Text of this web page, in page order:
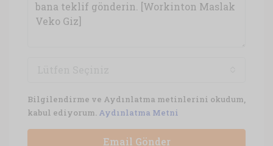
Bilgilendirme ve Aydınlatma metinlerini okudum,
kabul ediyorum. Aydınlatma Metni
Email Gönder